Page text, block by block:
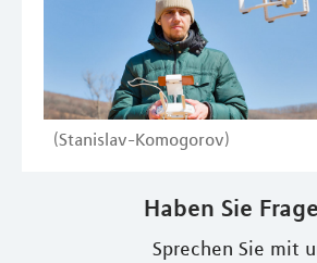
(Stanislav-Komogorov)
Haben Sie
Sprechen Sie mit